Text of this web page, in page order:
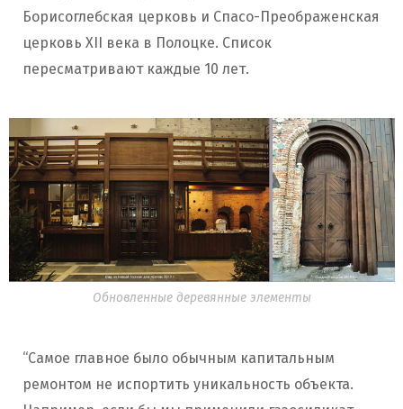
Борисоглебская церковь и Спасо-Преображенская
церковь ХІІ века в Полоцке. Список
пересматривают каждые 10 лет.
Обновленные деревянные элементы
“Самое главное было обычным капитальным
ремонтом не испортить уникальность объекта.